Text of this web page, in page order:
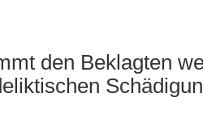
den Beklagten